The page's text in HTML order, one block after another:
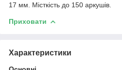
17 мм. Місткість до 150 аркушів.
Приховати
Характеристики